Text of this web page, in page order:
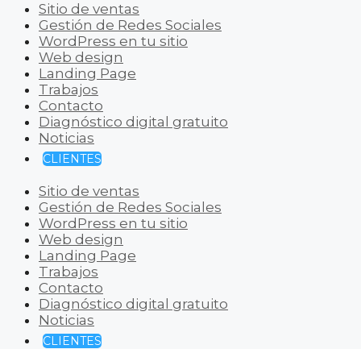
Sitio de ventas
Gestión de Redes Sociales
WordPress en tu sitio
Web design
Landing Page
Trabajos
Contacto
Diagnóstico digital gratuito
Noticias
CLIENTES
Sitio de ventas
Gestión de Redes Sociales
WordPress en tu sitio
Web design
Landing Page
Trabajos
Contacto
Diagnóstico digital gratuito
Noticias
CLIENTES